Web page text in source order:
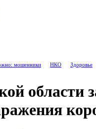
мошенники НКО Здоровье
области